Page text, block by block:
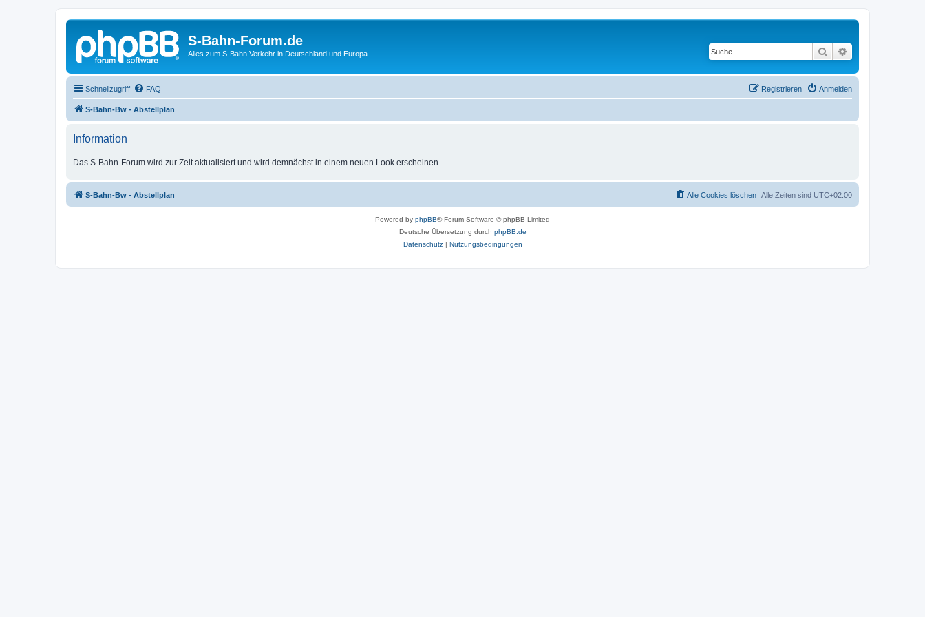
S-Bahn-Forum.de
Alles zum S-Bahn Verkehr in Deutschland und Europa Suche
Schnellzugriff FAQ Anmelden
Registrieren
S-Bahn-Bw - Abstellplan
Information
Das S-Bahn-Forum wird zur Zeit aktualisiert und wird demnächst in einem neuen Look erscheinen.
S-Bahn-Bw - Abstellplan Alle Zeiten sind UTC+02:00
Alle Cookies löschen
Powered by phpBB® Forum Software © phpBB Limited
Deutsche Übersetzung durch phpBB.de
Datenschutz| Nutzungsbedingungen